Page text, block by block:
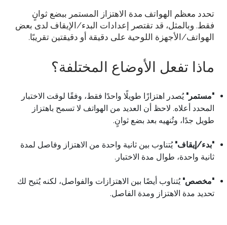
تحدد معظم الهواتف مدة الاهتزاز المستمر ببضع ثوانٍ
فقط. وبالمثل، قد تقتصر إعدادات البدء/الإيقاف لدى بعض
الهواتف/الأجهزة اللوحية على دقيقة أو دقيقتين تقريبًا.
ماذا تفعل الأوضاع المختلفة؟
"مستمر" يُصدر اهتزازًا طويلًا واحدًا فقط، وفقًا لوقت الاختبار
المحدد أعلاه. لاحظ أن العديد من الهواتف لا تسمح باهتزاز
طويل جدًا، وتُنهيه بعد بضع ثوانٍ.
"بدء/إيقاف" يُتناوب بين ثانية واحدة من الاهتزاز وفاصل لمدة
ثانية واحدة، طوال مدة الاختبار.
"مخصص" يُتناوب أيضًا بين الاهتزازات والفواصل، لكنه يُتيح لك
تحديد مدة الاهتزاز ومدة الفاصل.